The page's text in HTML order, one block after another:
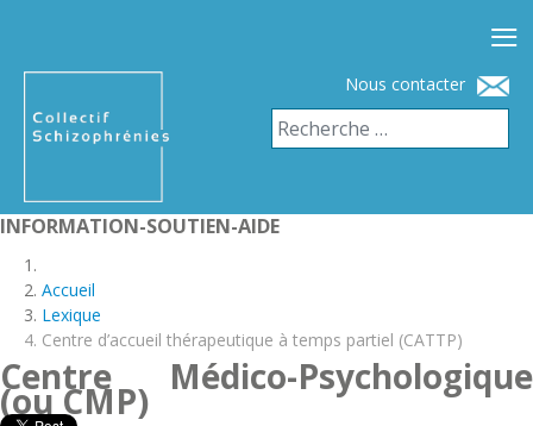
Nous contacter
INFORMATION-SOUTIEN-AIDE
Accueil
Lexique
Centre d’accueil thérapeutique à temps partiel (CATTP)
Centre Médico-Psychologique
(ou CMP)
≡